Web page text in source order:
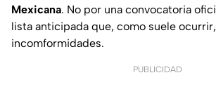
Mexicana. No por una convocatoria
lista anticipada que, como suele
incomformidades.
PUBLICIDAD